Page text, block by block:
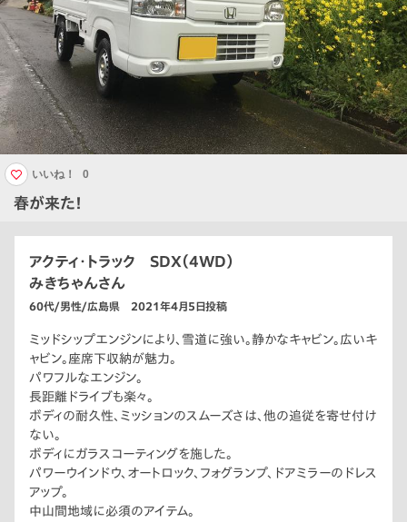
春が来た！
いいね！ 0
アクティ・トラック SDX（4WD）
みきちゃんさん
60代/男性/広島県 2021年4月5日投稿
ミッドシップエンジンにより、雪道に強い。静かなキャビン。広いキ
ャビン。座席下収納が魅力。
パワフルなエンジン。
長距離ドライブも楽々。
ボディの耐久性、ミッションのスムーズさは、他の追従を寄せ付け
ない。
ボディにガラスコーティングを施した。
パワーウインドウ、オートロック、フォグランプ、ドアミラーのドレス
アップ。
中山間地域に必須のアイテム。